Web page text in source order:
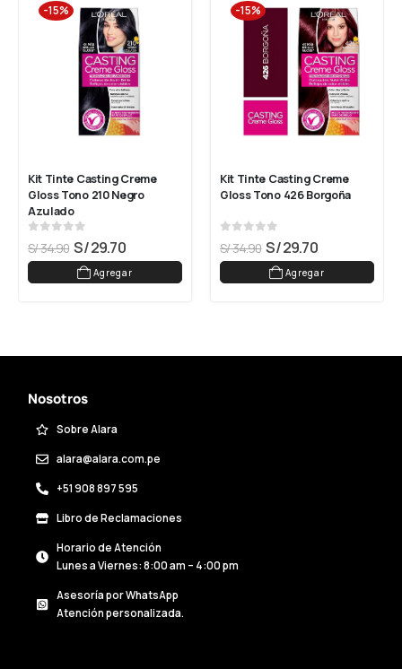
-15%
Kit Tinte Casting Creme
Gloss Tono 210 Negro
Azulado
out of 5
S/34.90 S/29.70
Agregar
-15%
Kit Tinte Casting Creme
Gloss Tono 426 Borgoña
out of 5
S/34.90 S/29.70
Agregar
Nosotros
Sobre Alara
alara@alara.com.pe
+51 908 897 595
Libro de Reclamaciones
Horario de Atención
Lunes a Viernes: 8:00 am – 4:00 pm
Asesoría por WhatsApp
Atención personalizada.